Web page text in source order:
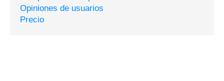
Opiniones de usuarios
Precio